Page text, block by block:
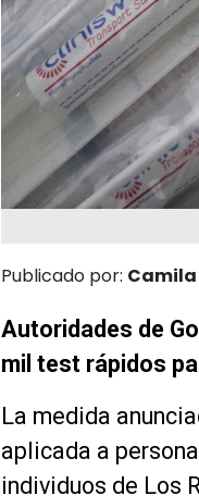
Publicado por:
Autoridades de
mil test rápidos
La medida
aplicada a
individuos de Los